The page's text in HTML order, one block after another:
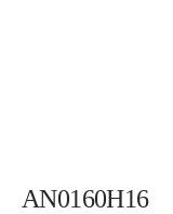
AN0160H16